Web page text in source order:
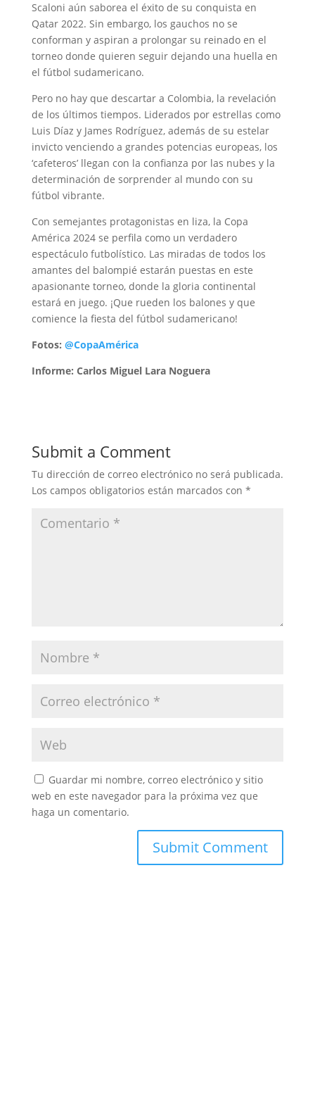
Scaloni aún saborea el éxito de su conquista en
Qatar 2022. Sin embargo, los gauchos no se
conforman y aspiran a prolongar su reinado en el
torneo donde quieren seguir dejando una huella en
el fútbol sudamericano.
Pero no hay que descartar a Colombia, la revelación
de los últimos tiempos. Liderados por estrellas como
Luis Díaz y James Rodríguez, además de su estelar
invicto venciendo a grandes potencias europeas, los
‘cafeteros’ llegan con la confianza por las nubes y la
determinación de sorprender al mundo con su
fútbol vibrante.
Con semejantes protagonistas en liza, la Copa
América 2024 se perfila como un verdadero
espectáculo futbolístico. Las miradas de todos los
amantes del balompié estarán puestas en este
apasionante torneo, donde la gloria continental
estará en juego. ¡Que rueden los balones y que
comience la fiesta del fútbol sudamericano!
Fotos: @CopaAmérica
Informe: Carlos Miguel Lara Noguera
Submit a Comment
Tu dirección de correo electrónico no será publicada.
Los campos obligatorios están marcados con *
Guardar mi nombre, correo electrónico y sitio
web en este navegador para la próxima vez que
haga un comentario.